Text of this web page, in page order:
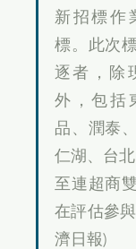
新招標作
標。此次
逐者，除
外，包括
品、潤泰
仁湖、台
至連超商
在評估參
濟日報)